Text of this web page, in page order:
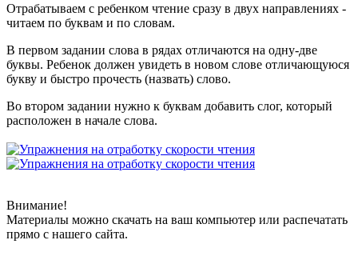
Отрабатываем с ребенком чтение сразу в двух направлениях -
читаем по буквам и по словам.
В первом задании слова в рядах отличаются на одну-две
буквы. Ребенок должен увидеть в новом слове отличающуюся
букву и быстро прочесть (назвать) слово.
Во втором задании нужно к буквам добавить слог, который
расположен в начале слова.
Внимание!
Материалы можно скачать на ваш компьютер или распечатать
прямо с нашего сайта.